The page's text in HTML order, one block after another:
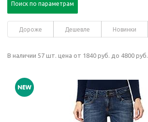
Поиск по параметрам
Дороже Дешевле Новинки
В наличии 57 шт. цена от 1840 руб. до 4800 руб.